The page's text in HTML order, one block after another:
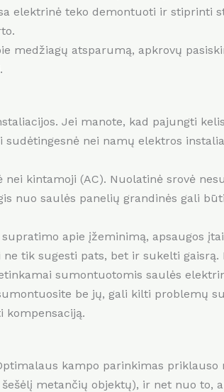
elektrinė teko demontuoti ir stiprinti
medžiagų atsparumą, apkrovų
Jei manote, kad pajungti
nei namų elektros
kintamoji (AC). Nuolatinė srovė
nuo saulės panelių grandinės gali
apie įžeminimą, apsaugos
tik sugesti pats, bet ir sukelti gaisrą.
sumontuotomis saulės
be jų, gali kilti problemų
kompensaciją.
kampo parinkimas priklauso
metančių objektų), ir net nuo to,